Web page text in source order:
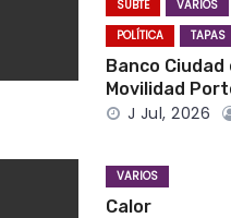
SUBTE VARIOS
POLÍTICA
TAPAS
Banco
Movilidad
J Jul, 2026
VARIOS
Calor